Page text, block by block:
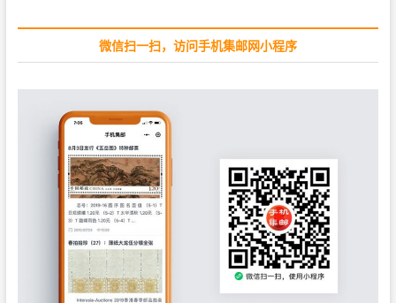
:
微信扫一扫，访问手机集邮网小程序